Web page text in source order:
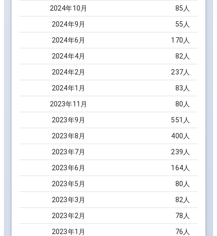
2024年10 月 85 人
2024年9 月 55 人
2024年6 月 170 人
2024年4月 82 人
2024年2 月 237人
2024年1 月 83 人
2023年11 月 80 人
2023年9 月 551 人
2023年8 月 400 人
2023年7月 239 人
2023年6 月 164人
2023年5 月 80 人
2023年3 月 82 人
2023年2 月 78 人
2023年1 月 76 人